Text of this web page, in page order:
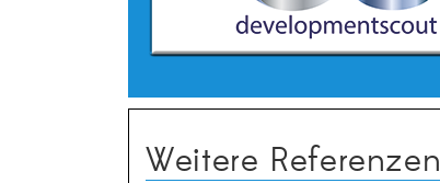
Weitere Referenzen